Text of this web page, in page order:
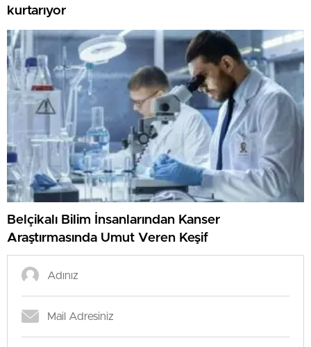
kurtarıyor
Belçikalı Bilim İnsanlarından Kanser
Araştırmasında Umut Veren Keşif